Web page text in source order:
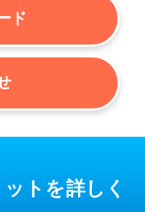
ド
トを詳しく